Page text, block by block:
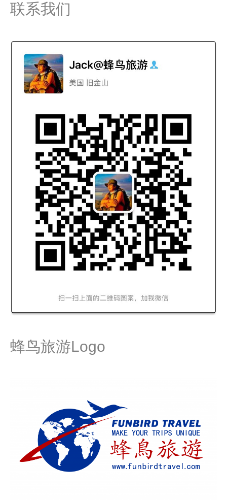
联系我们
蜂鸟旅游Logo